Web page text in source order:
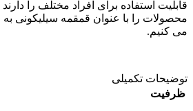
قابلیت استفاده برای افراد مختلف را دارند
محصولات را با عنوان قمقمه سیلیکونی
می کنیم.
توضیحات تکمیلی
ظرفیت